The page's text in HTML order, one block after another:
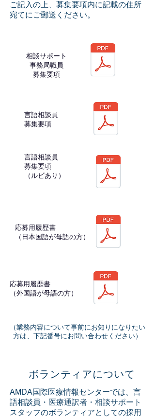
ご記入の上、募集要項内に記載の住所
宛てにご郵送ください。
相談サポート
​事務局職員
募集要項
言語相談員
募集要項
言語相談員
募集要項
​（ルビあり）
​応募用履歴書
（日本国語が母語の方）
​応募用履歴書
（外国語が母語の方）
（業務内容について事前にお知りになりたい
方は、下記番号にお問い合わせください）
ボランティアについて
AMDA国際医療情報センターでは、言
語相談員・医療通訳者・相談サポート
スタッフのボランティアとしての採用